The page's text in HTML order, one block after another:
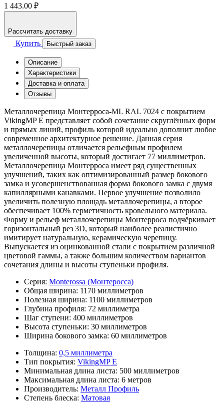
1 443.00 ₽
Рассчитать доставку
Купить Быстрый заказ
Описание
Характеристики
Доставка и оплата
Отзывы
Металлочерепица Монтерроса-ML RAL 7024 с покрытием
VikingMP E представляет собой сочетание скруглённых форм
и прямых линий, профиль которой идеально дополнит любое
современное архитектурное решение. Данная серия
металлочерепицы отличается рельефным профилем
увеличенной высоты, который достигает 77 миллиметров.
Металлочерепица Монтерроса имеет ряд существенных
улучшений, таких как оптимизированный размер бокового
замка и усовершенствованная форма бокового замка с двумя
капиллярными канавками. Первое улучшение позволило
увеличить полезную площадь металлочерепицы, а второе
обеспечивает 100% герметичность кровельного материала.
Форму и рельеф металлочерепицы Монтерроса подчёркивает
горизонтальный рез 3D, который наиболее реалистично
имитирует натуральную, керамическую черепицу.
Выпускается из оцинкованной стали с покрытием различной
цветовой гаммы, а также большим количеством вариантов
сочетания длины и высоты ступеньки профиля.
Серия: Monterossa (Монтеросса)
Общая ширина: 1170 миллиметров
Полезная ширина: 1100 миллиметров
Глубина профиля: 72 миллиметра
Шаг ступени: 400 миллиметров
Высота ступеньки: 30 миллиметров
Ширина бокового замка: 60 миллиметров
Толщина: 0,5 миллиметра
Тип покрытия: VikingMP E
Минимальная длина листа: 500 миллиметров
Максимальная длина листа: 6 метров
Производитель: Металл Профиль
Степень блеска: Матовая